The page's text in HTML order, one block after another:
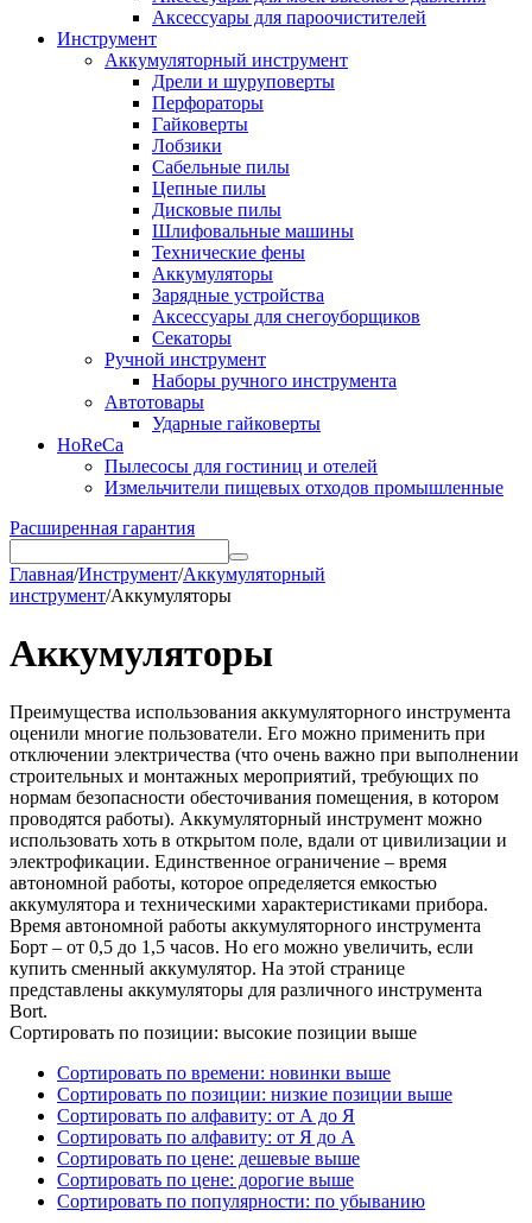
Аксессуары для пароочистителей
Инструмент
Аккумуляторный инструмент
Дрели и шуруповерты
Перфораторы
Гайковерты
Лобзики
Сабельные пилы
Цепные пилы
Дисковые пилы
Шлифовальные машины
Технические фены
Аккумуляторы
Зарядные устройства
Аксессуары для снегоуборщиков
Секаторы
Ручной инструмент
Наборы ручного инструмента
Автотовары
Ударные гайковерты
HoReCa
Пылесосы для гостиниц и отелей
Измельчители пищевых отходов промышленные
Расширенная гарантия
Главная/Инструмент/Аккумуляторный
инструмент/Аккумуляторы
Аккумуляторы
Преимущества использования аккумуляторного инструмента
оценили многие пользователи. Его можно применить при
отключении электричества (что очень важно при выполнении
строительных и монтажных мероприятий, требующих по
нормам безопасности обесточивания помещения, в котором
проводятся работы). Аккумуляторный инструмент можно
использовать хоть в открытом поле, вдали от цивилизации и
электрофикации. Единственное ограничение – время
автономной работы, которое определяется емкостью
аккумулятора и техническими характеристиками прибора.
Время автономной работы аккумуляторного инструмента
Борт – от 0,5 до 1,5 часов. Но его можно увеличить, если
купить сменный аккумулятор. На этой странице
представлены аккумуляторы для различного инструмента
Bort.
Сортировать по позиции: высокие позиции выше
Сортировать по времени: новинки выше
Сортировать по позиции: низкие позиции выше
Сортировать по алфавиту: от А до Я
Сортировать по алфавиту: от Я до А
Сортировать по цене: дешевые выше
Сортировать по цене: дорогие выше
Сортировать по популярности: по убыванию